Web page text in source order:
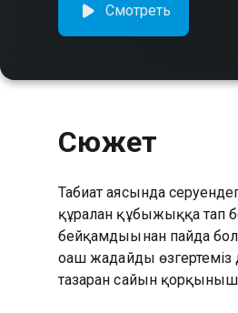
Смотреть
Сюжет
Табиғат аясында
құралған құбыжыққа тап
бейқамдығынан пайда
оғаш жағдайды
тазарған сайын